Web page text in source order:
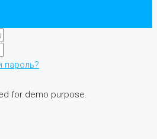
пароль?
for demo purpose.